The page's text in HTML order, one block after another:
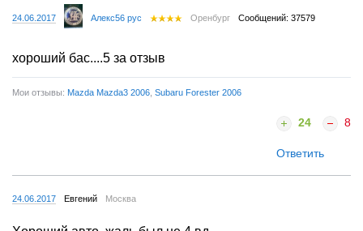
24.06.2017 Алекс56 рус Оренбург Сообщений: 37579
хороший бас....5 за отзыв
Мои отзывы: Mazda Mazda3 2006 Subaru Forester 2006
24 8
Ответить
24.06.2017 Евгений Москва